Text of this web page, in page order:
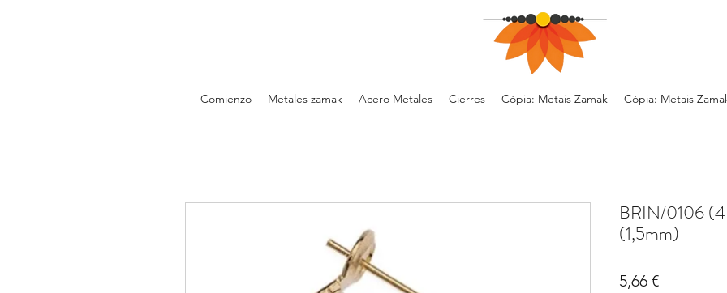
Comienzo Metales zamak Acero Metales Cierres Cópia: Metais Zamak Cópia: Metais
BRIN/0106
(1,5mm)
5,66 €Precio